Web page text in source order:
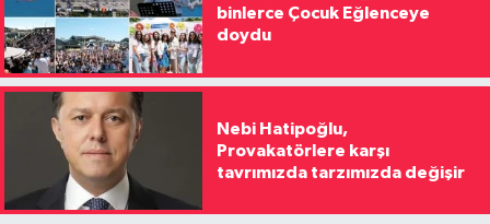
binlerce Çocuk Eğlenceye
doydu
Nebi Hatipoğlu,
Provakatörlere karşı
tavrımızda tarzımızda değişir